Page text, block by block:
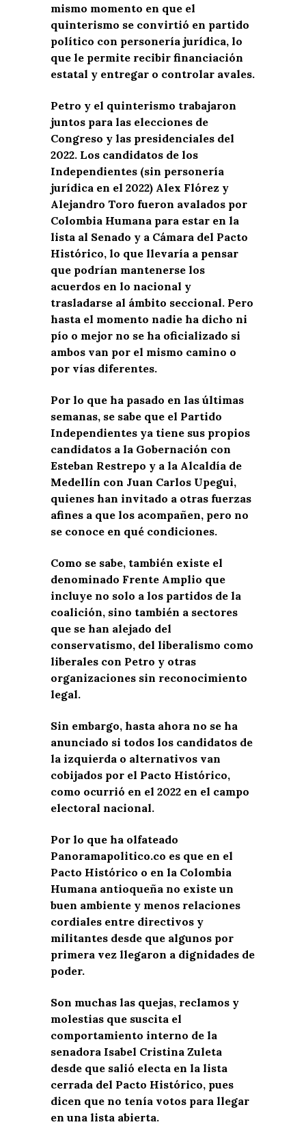
mismo momento en que el
quinterismo se convirtió en partido
político con personería jurídica, lo
que le permite recibir financiación
estatal y entregar o controlar avales.
Petro y el quinterismo trabajaron
juntos para las elecciones de
Congreso y las presidenciales del
2022. Los candidatos de los
Independientes (sin personería
jurídica en el 2022) Alex Flórez y
Alejandro Toro fueron avalados por
Colombia Humana para estar en la
lista al Senado y a Cámara del Pacto
Histórico, lo que llevaría a pensar
que podrían mantenerse los
acuerdos en lo nacional y
trasladarse al ámbito seccional. Pero
hasta el momento nadie ha dicho ni
pío o mejor no se ha oficializado si
ambos van por el mismo camino o
por vías diferentes.
Por lo que ha pasado en las últimas
semanas, se sabe que el Partido
Independientes ya tiene sus propios
candidatos a la Gobernación con
Esteban Restrepo y a la Alcaldía de
Medellín con Juan Carlos Upegui,
quienes han invitado a otras fuerzas
afines a que los acompañen, pero no
se conoce en qué condiciones.
Como se sabe, también existe el
denominado Frente Amplio que
incluye no solo a los partidos de la
coalición, sino también a sectores
que se han alejado del
conservatismo, del liberalismo como
liberales con Petro y otras
organizaciones sin reconocimiento
legal.
Sin embargo, hasta ahora no se ha
anunciado si todos los candidatos de
la izquierda o alternativos van
cobijados por el Pacto Histórico,
como ocurrió en el 2022 en el campo
electoral nacional.
Por lo que ha olfateado
Panoramapolitico.co es que en el
Pacto Histórico o en la Colombia
Humana antioqueña no existe un
buen ambiente y menos relaciones
cordiales entre directivos y
militantes desde que algunos por
primera vez llegaron a dignidades de
poder.
Son muchas las quejas, reclamos y
molestias que suscita el
comportamiento interno de la
senadora Isabel Cristina Zuleta
desde que salió electa en la lista
cerrada del Pacto Histórico, pues
dicen que no tenía votos para llegar
en una lista abierta.